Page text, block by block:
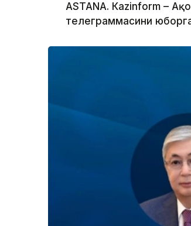
ASTANА. Кazinform –
телеграммасини